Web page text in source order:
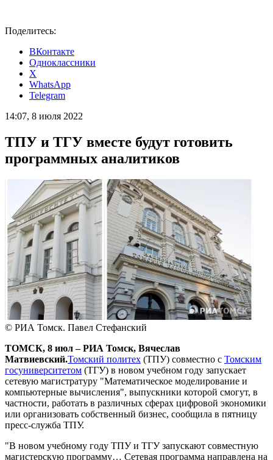
Поделитесь:
ВКонтакте
Одноклассники
X
WhatsApp
Telegram
14:07, 8 июля 2022
ТПУ и ТГУ вместе будут готовить
программных аналитиков
© РИА Томск. Павел Стефанский
ТОМСК, 8 июл – РИА Томск, Вячеслав
Матвиевский.Томский политех (ТПУ) совместно с Томским
госуниверситетом (ТГУ) в новом учебном году запускает
сетевую магистратуру "Математическое моделирование и
компьютерные вычисления", выпускники которой смогут, в
частности, работать в различных сферах цифровой экономики
или организовать собственный бизнес, сообщила в пятницу
пресс-служба ТПУ.
"В новом учебному году ТПУ и ТГУ запускают совместную
магистерскую программу… Сетевая программа направлена на